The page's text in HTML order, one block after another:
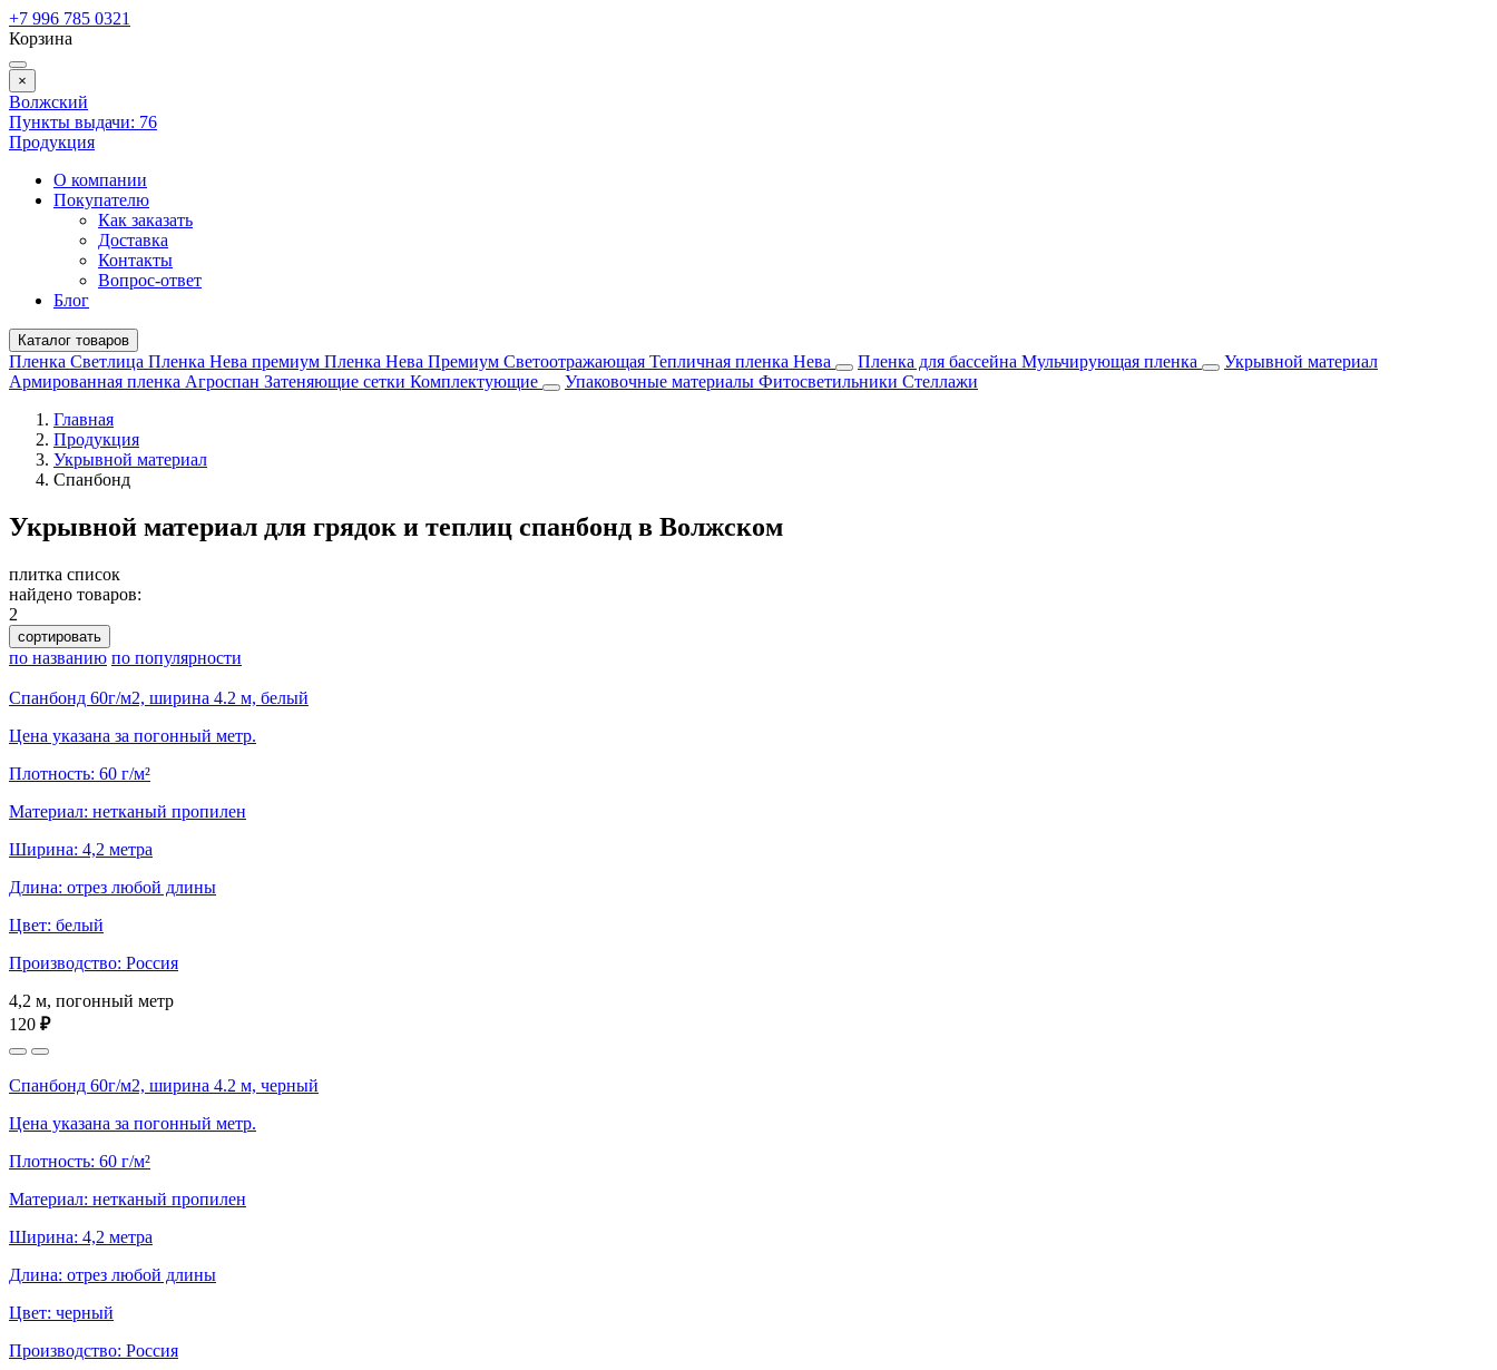
+7 996 785 0321
Корзина
×
Волжский
Пункты выдачи: 76
Продукция
О компании
Покупателю
Как заказать
Доставка
Контакты
Вопрос-ответ
Блог
Каталог товаров
Пленка Светлица Пленка Нева премиум Пленка Нева Премиум Светоотражающая Тепличная пленка Нева Пленка для бассейна Мульчирующая пленка
Укрывной материал
Армированная пленка Агроспан Затеняющие сетки Комплектующие Упаковочные материалы Фитосветильники Стеллажи
Главная
Продукция
Укрывной материал
Спанбонд
Укрывной материал для грядок и теплиц спанбонд в Волжском
плитка список
найдено товаров:
2
сортировать
по названию по популярности
Спанбонд 60г/м2, ширина 4.2 м, белый
Цена указана за погонный метр.
Плотность: 60 г/м²
Материал: нетканый пропилен
Ширина: 4,2 метра
Длина: отрез любой длины
Цвет: белый
Производство: Россия
4,2 м, погонный метр
120 ₽
Спанбонд 60г/м2, ширина 4.2 м, черный
Цена указана за погонный метр.
Плотность: 60 г/м²
Материал: нетканый пропилен
Ширина: 4,2 метра
Длина: отрез любой длины
Цвет: черный
Производство: Россия